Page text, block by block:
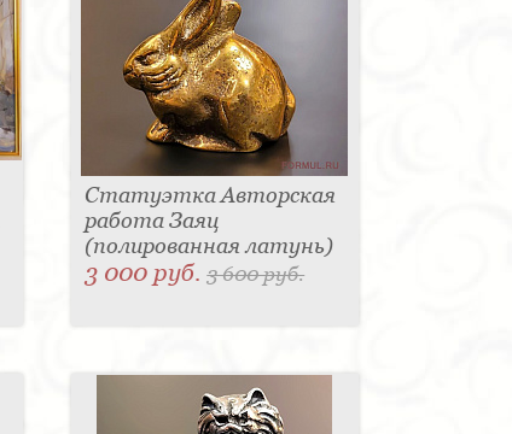
Статуэтка Авторская
работа Заяц
(полированная латунь)
3 000 руб.3 600 руб.